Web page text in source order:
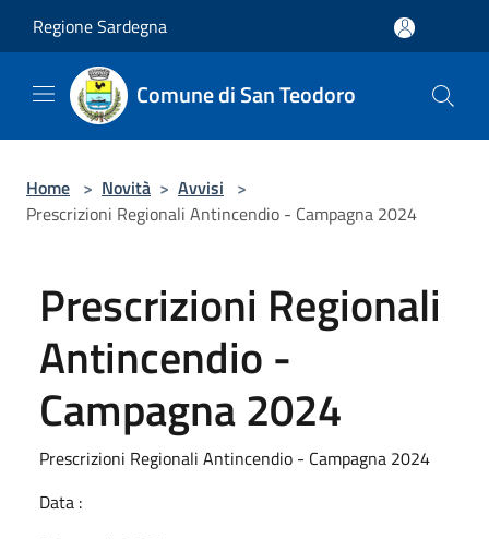
Regione Sardegna
Comune di San Teodoro
Home > Novità > Avvisi >
Prescrizioni Regionali Antincendio - Campagna 2024
Prescrizioni Regionali
Antincendio -
Campagna 2024
Prescrizioni Regionali Antincendio - Campagna 2024
Data :